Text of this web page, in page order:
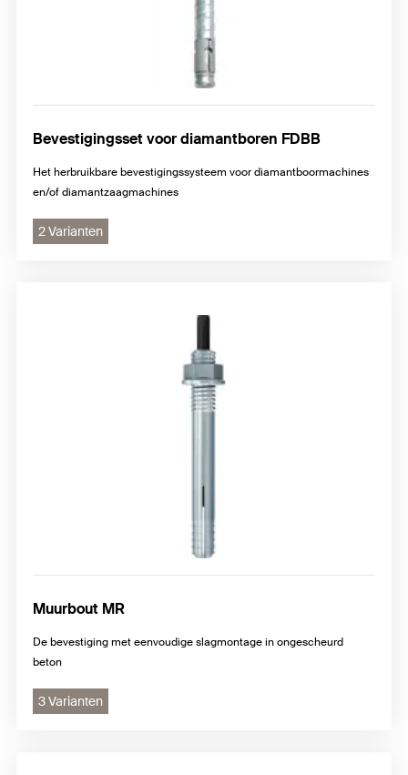
Bevestigingsset voor diamantboren FDBB
Het herbruikbare bevestigingssysteem voor diamantboormachines
en/of diamantzaagmachines
2 Varianten
Muurbout MR
De bevestiging met eenvoudige slagmontage in ongescheurd
beton
3 Varianten